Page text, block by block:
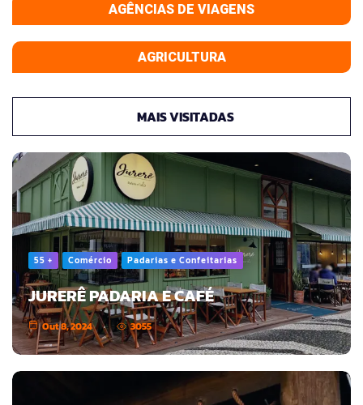
AGÊNCIAS DE VIAGENS
AGRICULTURA
MAIS VISITADAS
55 + Comércio Padarias e Confeitarias
JURERÊ PADARIA E CAFÉ
Out 8, 2024 3055